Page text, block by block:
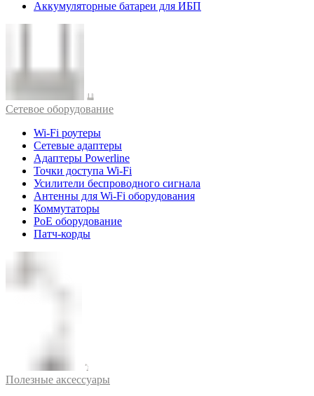
Аккумуляторные батареи для ИБП
Cетевое оборудование
Wi-Fi роутеры
Сетевые адаптеры
Адаптеры Powerline
Точки доступа Wi-Fi
Усилители беспроводного сигнала
Антенны для Wi-Fi оборудования
Коммутаторы
PoE оборудование
Патч-корды
Полезные аксессуары